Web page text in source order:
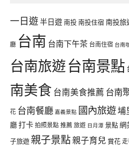
一日遊半日遊 南投 南投住宿 南投旅
廳 台南 台南下午茶 台南住宿 台南
台南旅遊台南景點
南美食 台南美食推薦 台南
花 台南餐廳 嘉義景點 國內旅遊埔
廳打卡 拍照景點 推薦 旅遊 日月潭 景點 網
子旅遊 親子景點親子育兒 賞花